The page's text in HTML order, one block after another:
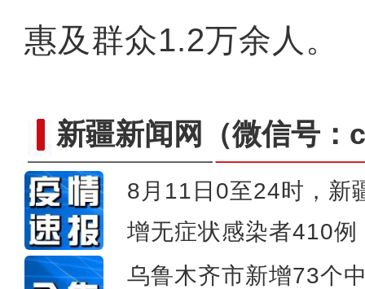
惠及群众1.2万余人。
新疆新闻网 （微信号
8月11日0至24时，新
增无症状感染者410例
乌鲁木齐市新增73个
俯瞰新疆玛纳斯河：两